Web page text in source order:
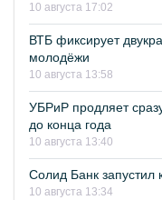
10 августа 17:02
ВТБ фиксирует
молодёжи
10 августа 13:58
УБРиР продляет
до конца года
10 августа 13:40
Солид Банк запустил
10 августа 13:34